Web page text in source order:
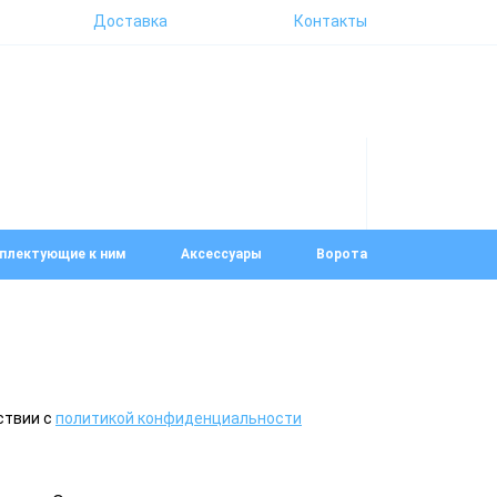
Доставка Контакты
к ним Аксессуары Ворота
с политикой конфиденциальности